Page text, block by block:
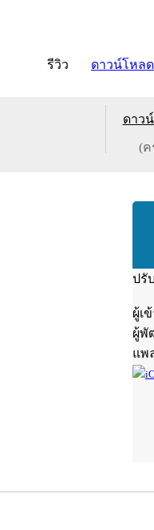
รีวิว ดาวน์โหลด
ดาว
(ค
ปรั
ผู้เ
ผู้พั
แพ